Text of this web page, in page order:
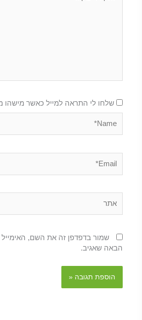
שלחו לי התראה למייל כאשר מישהו
שמור בדפדפן זה את השם,
הבאה שאגיב.